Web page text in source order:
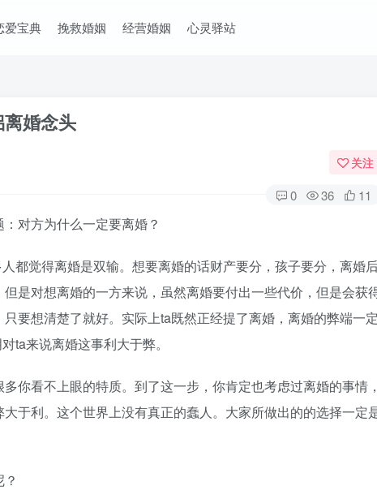
爱宝典 挽救婚姻 经营婚姻 心灵驿站
婚念头
关注
0 36 11
对方为什么一定要离婚？
觉得离婚是双输。想要离婚的话财产要分，孩子要分，离婚
是对想离婚的一方来说，虽然离婚要付出一些代价，但是会获
要想清楚了就好。实际上ta既然正经提了离婚，离婚的弊端一定
ta来说离婚这事利大于弊。
看不上眼的特质。到了这一步，你肯定也考虑过离婚的事情，
于利。这个世界上没有真正的蠢人。大家所做出的的选择一定